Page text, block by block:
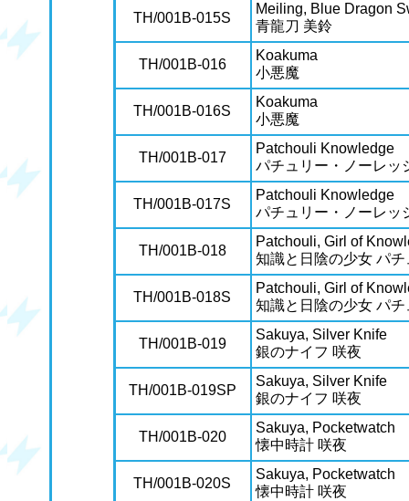
TH/001B-015S
Meiling, Blue Dragon
青龍刀 美鈴
TH/001B-016
Koakuma
小悪魔
TH/001B-016S
Koakuma
小悪魔
TH/001B-017
Patchouli Knowledge
パチュリー・ノーレッ
TH/001B-017S
Patchouli Knowledge
パチュリー・ノーレッ
TH/001B-018
Patchouli, Girl of
知識と日陰の少女 パ
TH/001B-018S
Patchouli, Girl of
知識と日陰の少女 パ
TH/001B-019
Sakuya, Silver Knife
銀のナイフ 咲夜
TH/001B-019SP
Sakuya, Silver Knife
銀のナイフ 咲夜
TH/001B-020
Sakuya, Pocketwatch
懐中時計 咲夜
TH/001B-020S
Sakuya, Pocketwatch
懐中時計 咲夜